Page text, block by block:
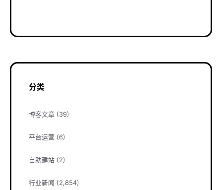
分类
博客文章 (39)
平台运营 (6)
自助建站 (2)
行业新闻 (2,854)